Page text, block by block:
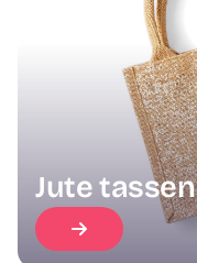
Jute tassen